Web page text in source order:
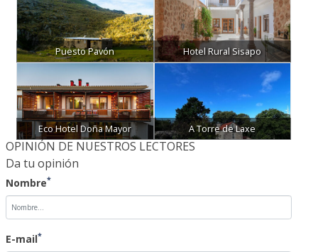
Puesto Pavón Hotel Rural Sisapo
Eco Hotel Doña Mayor A Torre de Laxe
OPINIÓN DE NUESTROS LECTORES
Da tu opinión
Nombre*
E-mail*